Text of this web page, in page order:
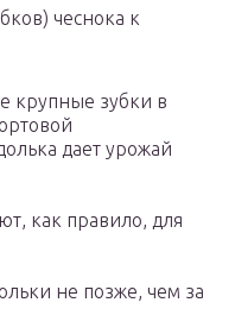
чеснока к
крупные зубки в
дает урожай
как правило, для
не позже, чем за